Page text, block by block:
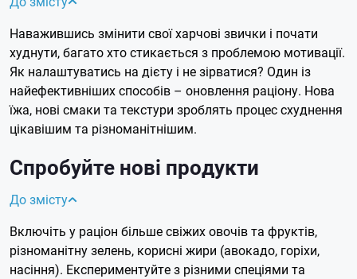
Наважившись змінити свої харчові звички і почати
худнути, багато хто стикається з проблемою мотивації.
Як налаштуватись на дієту і не зірватися? Один із
найефективніших способів – оновлення раціону. Нова
їжа, нові смаки та текстури зроблять процес схуднення
цікавішим та різноманітнішим.
Спробуйте нові продукти
До змісту
Включіть у раціон більше свіжих овочів та фруктів,
різноманітну зелень, корисні жири (авокадо, горіхи,
насіння). Експериментуйте з різними спеціями та